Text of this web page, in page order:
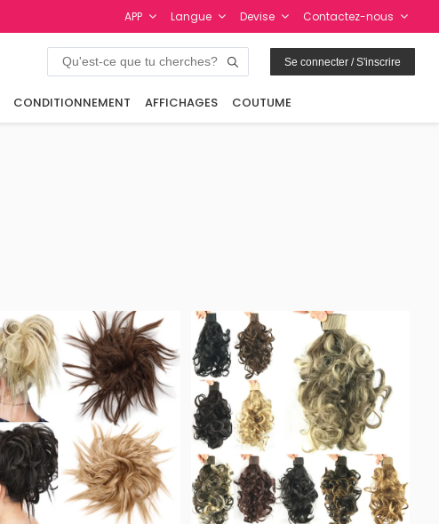
APP Langue Devise Contactez-nous
Se connecter / S'inscrire
CONDITIONNEMENT AFFICHAGES COUTUME